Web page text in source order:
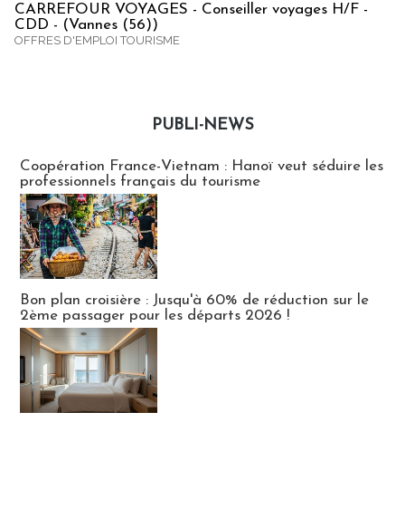
CARREFOUR VOYAGES - Conseiller voyages H/F -
CDD - (Vannes (56))
OFFRES D'EMPLOI TOURISME
PUBLI-NEWS
Coopération France-Vietnam : Hanoï veut séduire les
professionnels français du tourisme
Bon plan croisière : Jusqu'à 60% de réduction sur le
2ème passager pour les départs 2026 !